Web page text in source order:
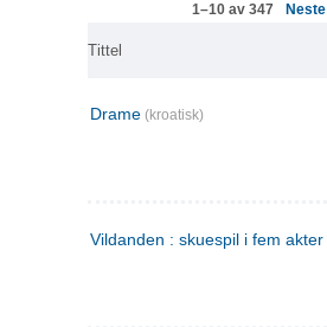
1–10 av 347 Neste
Tittel
Drame (kroatisk)
Vildanden : skuespil i fem akter